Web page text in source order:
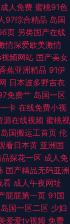
成人免费 蜜桃91色
97综合精品 岛国
页 另类国产在线
情深爱欧美激情
频网站 国产美女
蕉亚洲精品 91伊
日本波多野吉衣
免费艹 岛国一区
卡 在线免费小视
源在线视频 蜜桃视
岛国搬运工首页 伦
看日本黄 亚洲国
探花一区 成人免
国产精品无码亚洲
看 成人午夜网址
屁屁第一页 91国
国一区二区 少妇
爱爱tv视频 免费